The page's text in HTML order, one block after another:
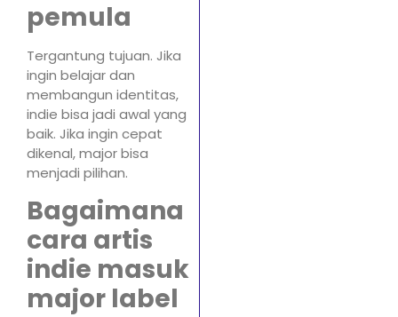
pemula
Tergantung tujuan. Jika
ingin belajar dan
membangun identitas,
indie bisa jadi awal yang
baik. Jika ingin cepat
dikenal, major bisa
menjadi pilihan.
Bagaimana
cara artis
indie masuk
major label